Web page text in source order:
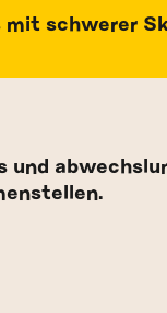
schwerer